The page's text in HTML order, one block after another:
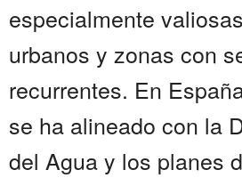
especialmente
urbanos y zonas con
recurrentes. En
se ha alineado con la
del Agua y los planes